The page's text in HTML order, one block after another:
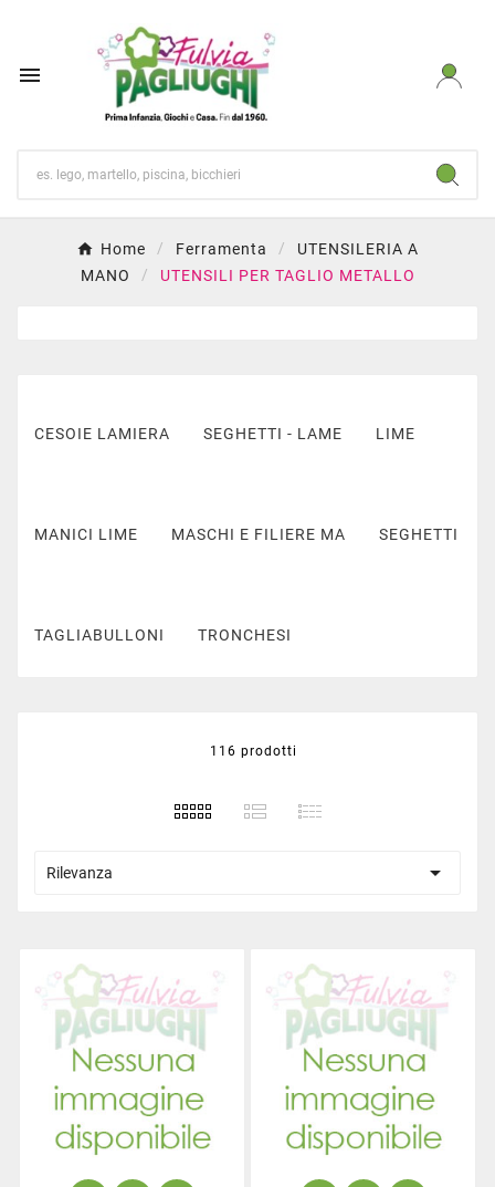

Home Ferramenta
UTENSILERIA A
MANO
UTENSILI PER TAGLIO METALLO
CESOIE LAMIERA SEGHETTI - LAME LIME
MANICI LIME MASCHI E FILIERE MA SEGHETTI
TAGLIABULLONI TRONCHESI
116 prodotti
Rilevanza 